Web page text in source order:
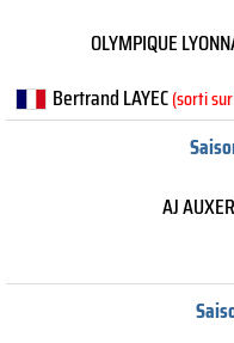
OLYMPIQUE
Bertrand LAYEC(sorti
AJ